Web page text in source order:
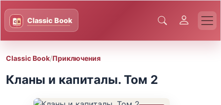
Classic Book/Приключения
Кланы и капиталы. Том 2